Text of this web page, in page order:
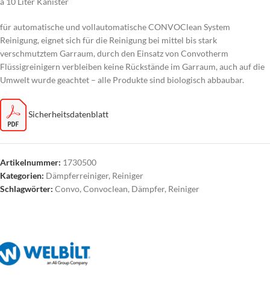
für automatische und vollautomatische CONVOClean System
Reinigung, eignet sich für die Reinigung bei mittel bis stark
verschmutztem Garraum, durch den Einsatz von Convotherm
Flüssigreinigern verbleiben keine Rückstände im Garraum, auch auf die
Umwelt wurde geachtet – alle Produkte sind biologisch abbaubar.
Sicherheitsdatenblatt
Artikelnummer: 1730500
Kategorien: Dämpferreiniger, Reiniger
Schlagwörter: Convo, Convoclean, Dämpfer, Reiniger